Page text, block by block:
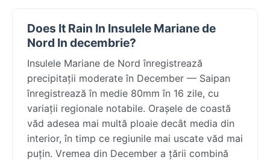
Does It Rain In Insulele Mariane de
Nord In decembrie?
Insulele Mariane de Nord înregistrează
precipitații moderate în December — Saipan
înregistrează în medie 80mm în 16 zile, cu
variații regionale notabile. Orașele de coastă
văd adesea mai multă ploaie decât media din
interior, în timp ce regiunile mai uscate văd mai
puțin. Vremea din December a țării combină